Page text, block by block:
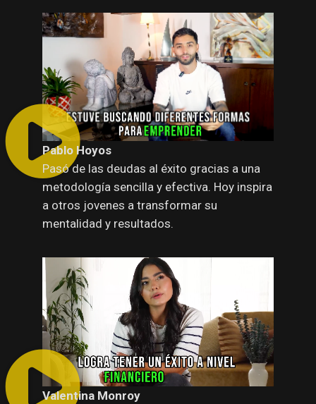
Pablo Hoyos
Pasó de las deudas al éxito gracias a una
metodología sencilla y efectiva. Hoy inspira
a otros jovenes a transformar su
mentalidad y resultados.
Valentina Monroy